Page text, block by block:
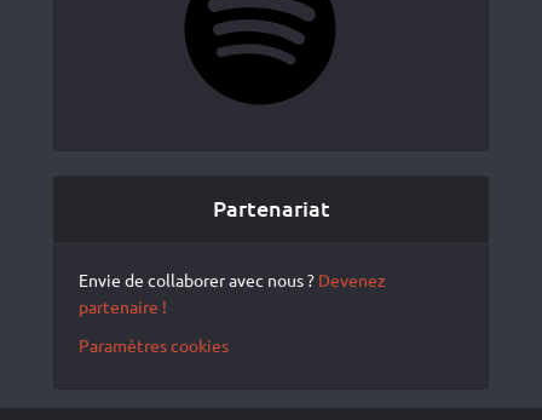
Partenariat
Envie de collaborer avec nous ? Devenez
partenaire !
Paramètres cookies